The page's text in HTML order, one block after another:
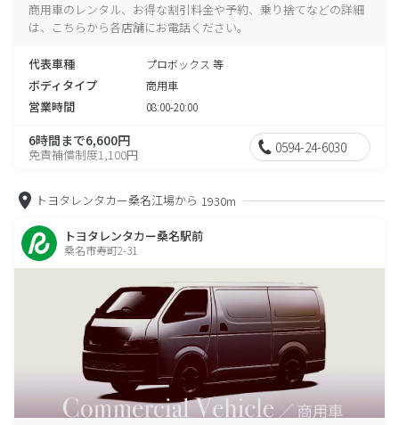
商用車のレンタル、お得な割引料金や予約、乗り捨てなどの詳細
は、こちらから各店舗にお電話ください。
代表車種 プロボックス 等
ボディタイプ 商用車
営業時間 08:00-20:00
6時間まで6,600円
免責補償制度1,100円 0594-24-6030
トヨタレンタカー桑名江場から 1930m
トヨタレンタカー桑名駅前
桑名市寿町2-31